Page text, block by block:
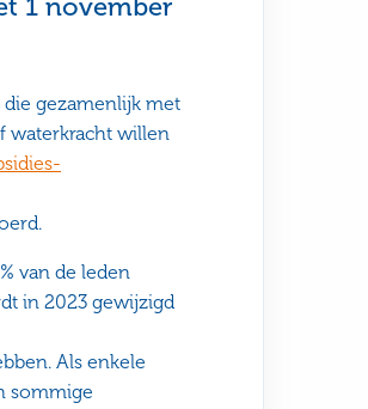
1 november
die gezamenlijk met
waterkracht willen
van de leden
in 2023 gewijzigd
Als enkele
sommige